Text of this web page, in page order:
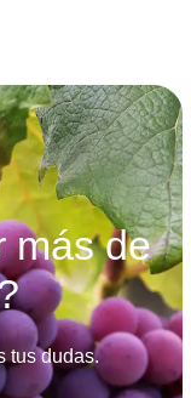
más de
tus dudas.